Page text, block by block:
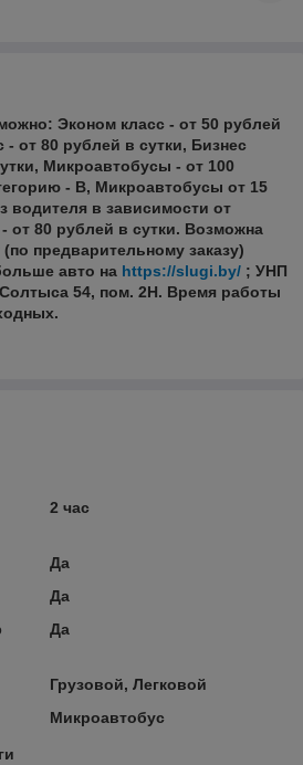
Эконом класс - от 50 рублей
- от 80 рублей в сутки, Бизнес
Микроавтобусы - от 100
- В, Микроавтобусы от 15
водителя в зависимости от
80 рублей в сутки. Возможна
предварительному заказу)
авто на https://slugi.by/ ; УНП
Солтыса 54, пом. 2Н. Время работы
2 час
Да
Да
Да
Грузовой, Легковой
Микроавтобус